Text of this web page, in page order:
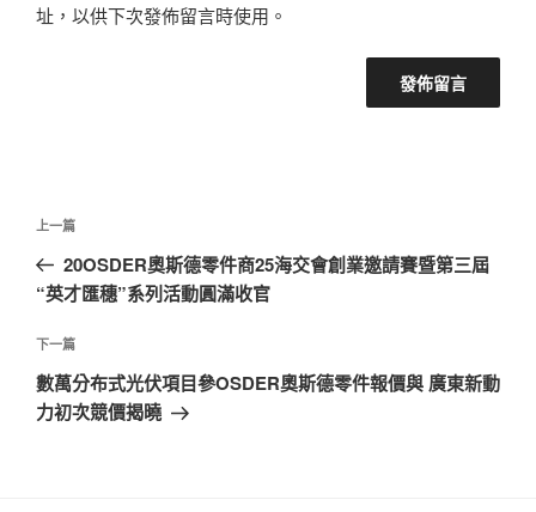
址，以供下次發佈留言時使用。
文
導
覽
上
一
篇
章
上一篇
20OSDER奧斯德零件商25海交會創業邀請賽暨第三屆
“英才匯穗”系列活動圓滿收官
下
一
篇
下一篇
數萬分布式光伏項目參OSDER奧斯德零件報價與 廣東新動
力初次競價揭曉